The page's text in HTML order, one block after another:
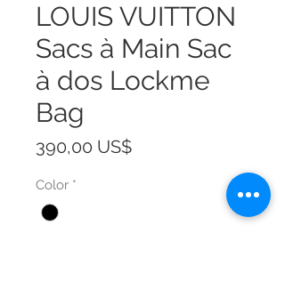
LOUIS VUITTON
Sacs à Main Sac
à dos Lockme
Bag
390,00 US$Precio
Color *